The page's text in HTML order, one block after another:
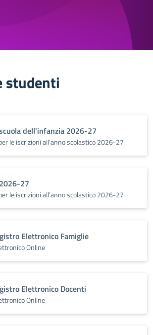
studenti
dell'infanzia 2026-27
le iscrizioni all’anno scolastico 2026-27
27
le iscrizioni all’anno scolastico 2026-27
Elettronico Famiglie
Online
Elettronico Docenti
Online